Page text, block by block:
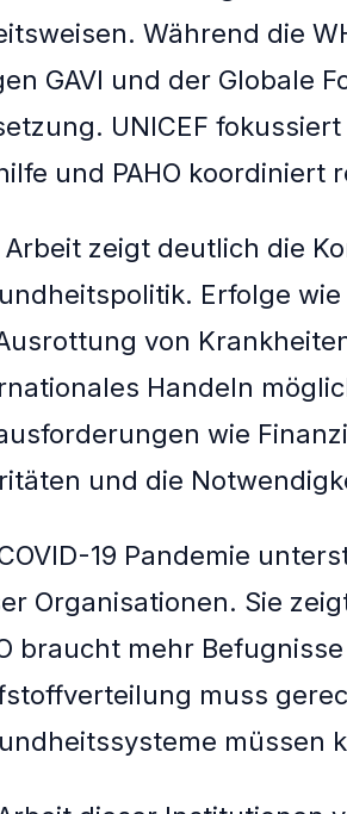
Während die
GAVI und der Globale
UNICEF
und PAHO koordiniert
Arbeit zeigt deutlich die
Erfolge
von
Handeln
wie
und die
19 Pandemie
Organisationen. Sie
braucht mehr
muss
müssen